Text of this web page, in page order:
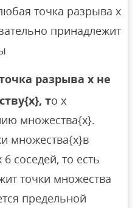
точка разрыва x
принадлежит
разрыва x не
то x
множества{x}.
множества{x}в
соседей, то есть
точки множества
предельной